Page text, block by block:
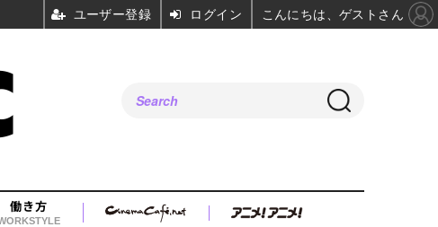
働き方
ユーザー登録 ログイン こんにちは、ゲストさん